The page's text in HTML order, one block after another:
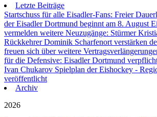
Letzte Beiträge
Startschuss für alle Eisadler-Fans: Freier
der Eisadler Dortmund beginnt am 8. August
vermelden weitere Neuzugänge: Stürmer
Rückkehrer Dominik Scharfenort verstärken
freuen sich über weitere
für die Defensive: Eisadler Dortmund
Ivan Chukarov Spielplan der Eishockey -
veröffentlicht
Archiv
2026